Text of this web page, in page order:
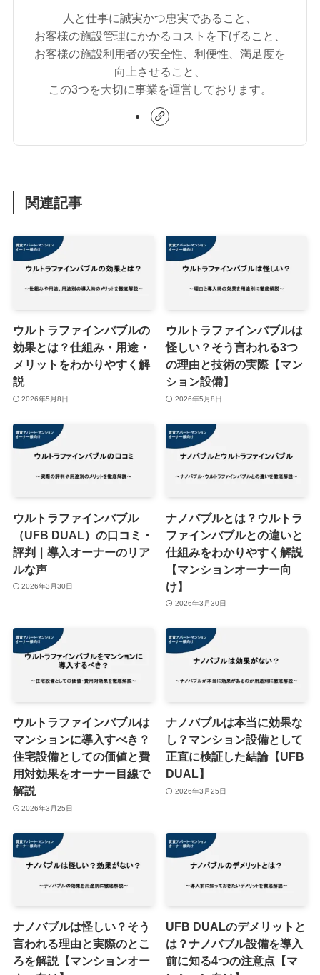
人と仕事に誠実かつ忠実であること、
お客様の施設管理にかかるコストを下げること、
お客様の施設利用者の安全性、利便性、満足度を
向上させること、
この3つを大切に事業を運営しております。
関連記事
ウルトラファインバブルの
効果とは？仕組み・用途・
メリットをわかりやすく解
説
2026年5月8日
ウルトラファインバブルは
怪しい？そう言われる3つ
の理由と技術の実際【マン
ション設備】
2026年5月8日
ウルトラファインバブル
（UFB DUAL）の口コミ・
評判｜導入オーナーのリア
ルな声
2026年3月30日
ナノバブルとは？ウルトラ
ファインバブルとの違いと
仕組みをわかりやすく解説
【マンションオーナー向
け】
2026年3月30日
ウルトラファインバブルは
マンションに導入すべき？
住宅設備としての価値と費
用対効果をオーナー目線で
解説
2026年3月25日
ナノバブルは本当に効果な
し？マンション設備として
正直に検証した結論【UFB
DUAL】
2026年3月25日
ナノバブルは怪しい？そう
言われる理由と実際のとこ
ろを解説【マンションオー
UFB DUALのデメリットと
は？ナノバブル設備を導入
前に知る4つの注意点【マ